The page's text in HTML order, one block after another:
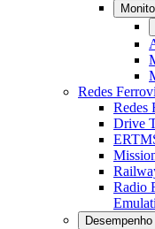
Redes
Redes
Drive
Radio